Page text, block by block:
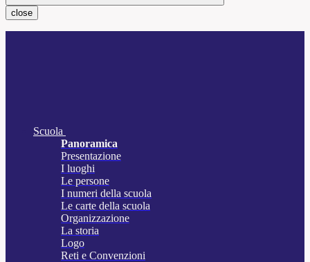
close
Scuola
Panoramica
Presentazione
I luoghi
Le persone
I numeri della scuola
Le carte della scuola
Organizzazione
La storia
Logo
Reti e Convenzioni